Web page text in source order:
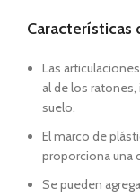
Características
Las
al de los
suelo.
El marco de
proporciona una
Se pueden